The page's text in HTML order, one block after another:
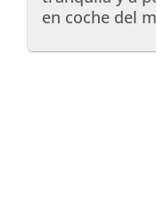
en coche del